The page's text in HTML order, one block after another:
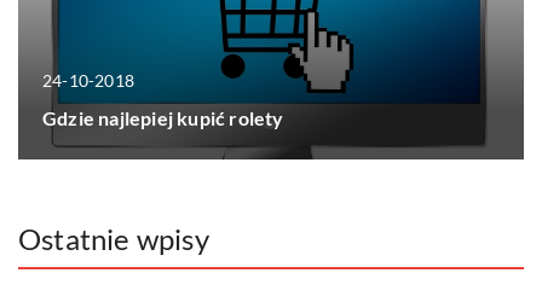
24-10-2018
Gdzie najlepiej kupić rolety
Ostatnie wpisy